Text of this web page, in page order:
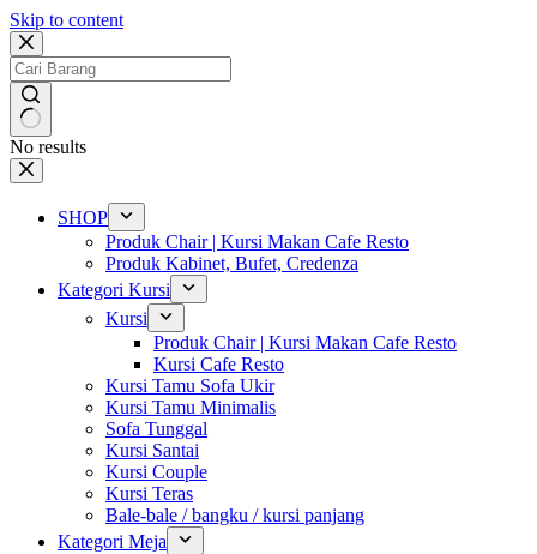
Skip to content
No results
SHOP
Produk Chair | Kursi Makan Cafe Resto
Produk Kabinet, Bufet, Credenza
Kategori Kursi
Kursi
Produk Chair | Kursi Makan Cafe Resto
Kursi Cafe Resto
Kursi Tamu Sofa Ukir
Kursi Tamu Minimalis
Sofa Tunggal
Kursi Santai
Kursi Couple
Kursi Teras
Bale-bale / bangku / kursi panjang
Kategori Meja